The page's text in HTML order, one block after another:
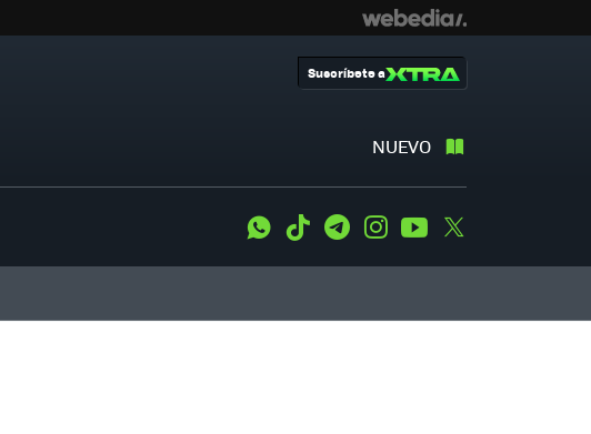
NUEVO
Suscríbete a
WhatsApp
Tiktok TelegramInstagramYoutube